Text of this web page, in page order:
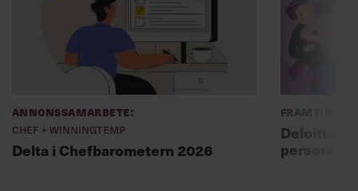
Annonssamarbete:
Chef + Winningtemp
Delta i Chefbarometern 2026
Deloitte:
personal